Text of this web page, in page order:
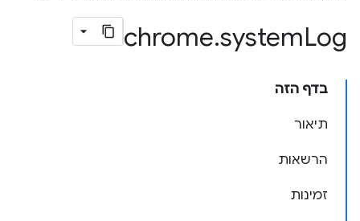
chrome.systemLog
בדף הזה
תיאור
הרשאות
זמינות